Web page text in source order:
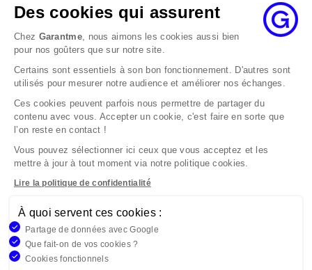
état de cause, nous répondrons à la réclamation
au maximum dans les 2 mois.
Si le désaccord persiste, vous pouvez solliciter
l’avis du Médiateur de l’Assurance par internet à
l’adresse La médiation de l’assurance - Accueil
Par courrier à l’adresse : La Médiation de
l’Assurance TSA 50110 75441 PARIS CEDEX 09 ou
par email à l’adresse www.mediation-
assurance.org
La saisine du Médiateur de l’Assurance est gratuite
mais ne peut intervenir qu’après nous avoir
adressé une réclamation écrite.
Garantme, société par actions simplifiée au capital de 19
Code des Assurances et immatriculée à l’ORIAS
Des cookies qui assurent
Chez Garantme, nous aimons les cookies aussi bien
pour nos goûters que sur notre site.
Certains sont essentiels à son bon fonctionnement. D'autres sont
utilisés pour mesurer notre audience et améliorer nos échanges.
Ces cookies peuvent parfois nous permettre de partager du
contenu avec vous. Accepter un cookie, c'est faire en sorte que
l’on reste en contact !
Vous pouvez sélectionner ici ceux que vous acceptez et les
mettre à jour à tout moment via notre politique cookies.
Lire la politique de confidentialité
À quoi servent ces cookies :
Partage de données avec Google
Que fait-on de vos cookies ?
Cookies fonctionnels